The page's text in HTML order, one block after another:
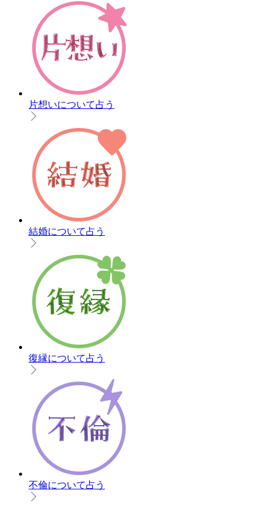
片想いについて占う
結婚について占う
復縁について占う
不倫について占う